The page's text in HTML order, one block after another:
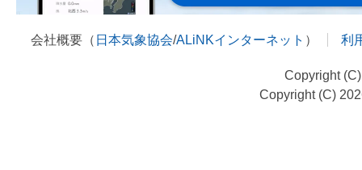
会社概要（ 日本気象協会/ALiNKインターネット ） 利
Copyright
Copyright (C)